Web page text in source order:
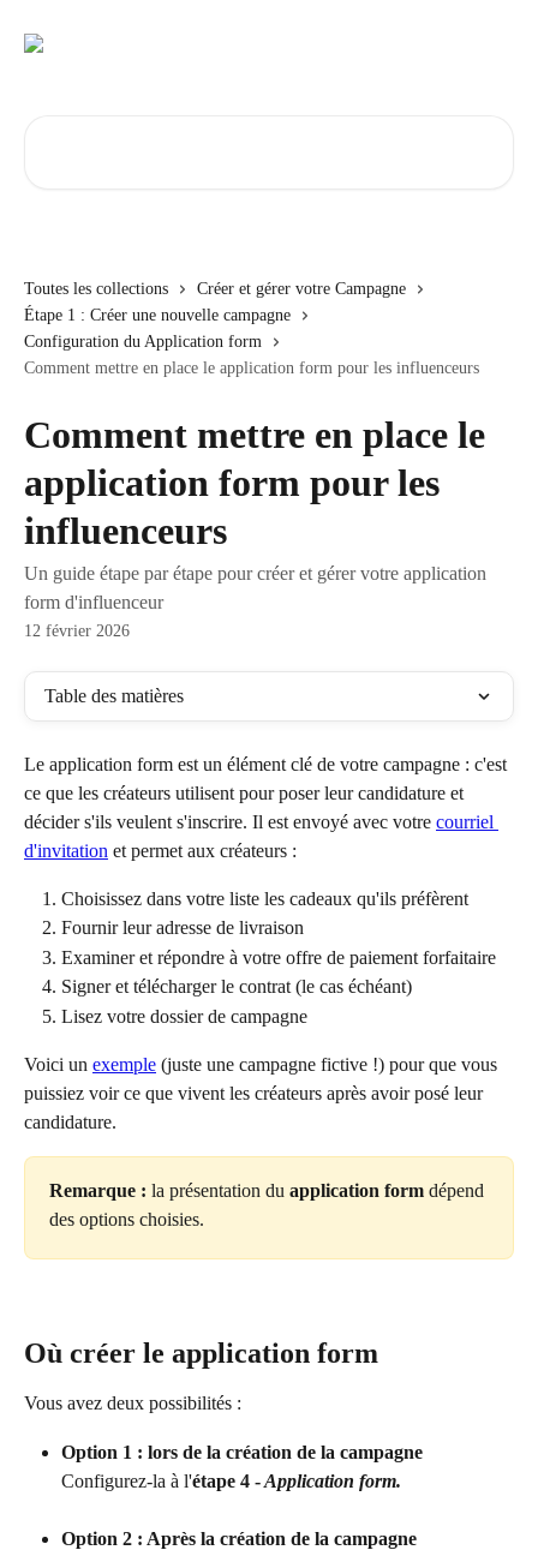
Toutes les collections
Créer et gérer votre Campagne
Étape 1 : Créer une nouvelle campagne
Configuration du Application form
Comment mettre en place le application form pour les influenceurs
Comment mettre en place le
application form pour les
influenceurs
Un guide étape par étape pour créer et gérer votre application
form d'influenceur
12 février 2026
Table des matières
Le application form est un élément clé de votre campagne : c'est
ce que les créateurs utilisent pour poser leur candidature et
décider s'ils veulent s'inscrire. Il est envoyé avec votre courriel
d'invitation et permet aux créateurs :
Choisissez dans votre liste les cadeaux qu'ils préfèrent
Fournir leur adresse de livraison
Examiner et répondre à votre offre de paiement forfaitaire
Signer et télécharger le contrat (le cas échéant)
Lisez votre dossier de campagne
Voici un exemple (juste une campagne fictive !) pour que vous
puissiez voir ce que vivent les créateurs après avoir posé leur
candidature.
Remarque : la présentation du application form dépend
des options choisies.
Où créer le application form
Vous avez deux possibilités :
Option 1 : lors de la création de la campagne
Configurez-la à l'étape 4 - Application form.
Option 2 : Après la création de la campagne